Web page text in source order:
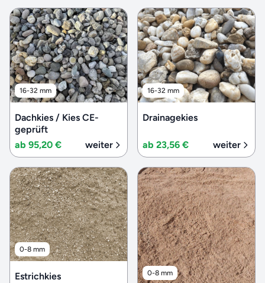
16-32 mm
Dachkies / Kies CE-
geprüft
ab 95,20 €
weiter
16-32 mm
Drainagekies
ab 23,56 € weiter
0-8 mm
Estrichkies 0-8 mm